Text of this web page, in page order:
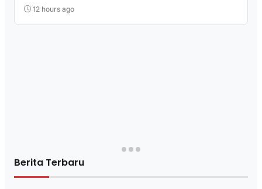
12 hours ago
Berita Terbaru